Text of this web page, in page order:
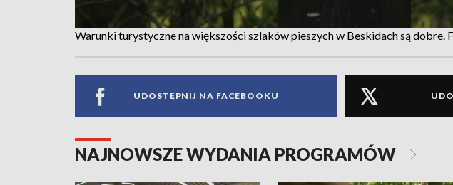
Warunki turystyczne na większości szlaków pieszych w Beskidach są dobre.
UDOSTĘPNIJ NA FACEBOOKU
NAJNOWSZE WYDANIA PROGRAMÓW